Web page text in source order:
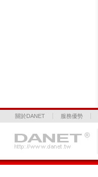
關於DANET 服務優勢